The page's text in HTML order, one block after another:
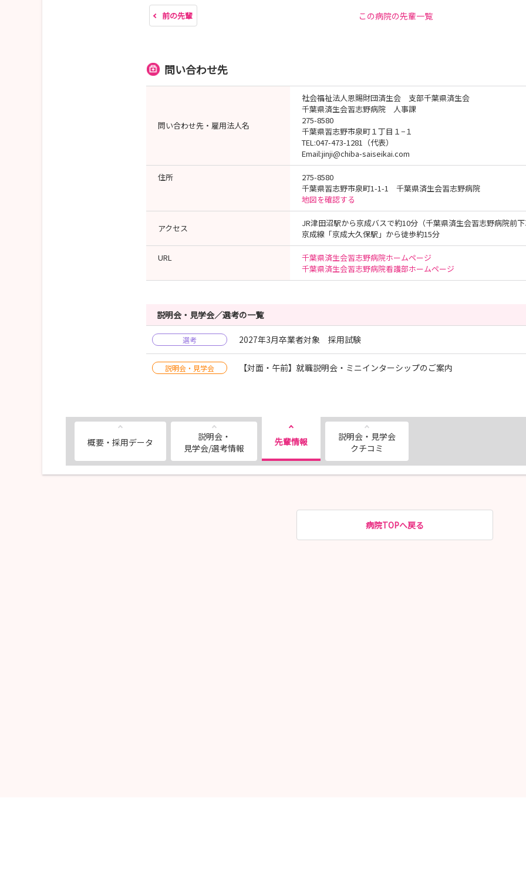
前の先輩 この病院の先輩一覧
問い合わせ先
問い合わせ先・雇用法人名
社会福祉法人恩賜財団済生会 支部千葉県済生会
千葉県済生会習志野病院 人事課
275-8580
千葉県習志野市泉町１丁目１−１
TEL:047-473-1281（代表）
Email:jinji@chiba-saiseikai.com
住所
275-8580
千葉県習志野市泉町1-1-1 千葉県済生会習志野病院
地図を確認する
アクセス
JR津田沼駅から京成バスで約10分（千葉県済生会習志野病院前
京成線「京成大久保駅」から徒歩約15分
URL
千葉県済生会習志野病院ホームページ
千葉県済生会習志野病院看護部ホームページ
説明会・見学会／選考の一覧
選考 2027年3月卒業者対象 採用試験
説明会・見学会 【対面・午前】就職説明会・ミニインターシップのご案内
概要・採用データ
説明会・
見学会/選考情報
先輩情報
説明会・見学会
クチコミ
病院TOPへ戻る